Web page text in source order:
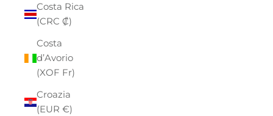
Costa Rica
(CRC ₡)
Costa
d’Avorio
(XOF Fr)
Croazia
(EUR €)